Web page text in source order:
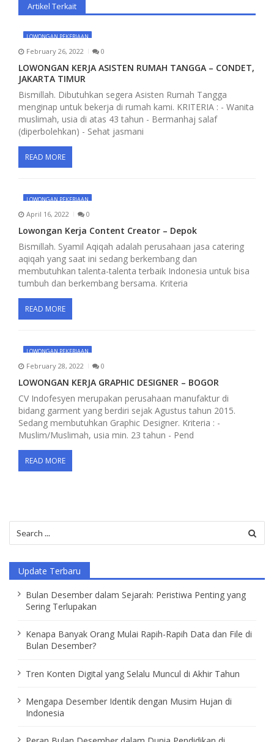
i
g
a
t
i
o
n
Artikel Terkait
LOWONGAN PEKERJAAN
February 26, 2022 0
LOWONGAN KERJA ASISTEN RUMAH TANGGA – CONDET,
JAKARTA TIMUR
Bismillah. Dibutuhkan segera Asisten Rumah Tangga
menginap untuk bekerja di rumah kami. KRITERIA : - Wanita
muslimah, usia di atas 43 tahun - Bermanhaj salaf
(diperbolehkan) - Sehat jasmani
READ MORE
LOWONGAN PEKERJAAN
April 16, 2022 0
Lowongan Kerja Content Creator – Depok
Bismillah. Syamil Aqiqah adalah perusahaan jasa catering
aqiqah yang saat ini sedang berkembang dan
membutuhkan talenta-talenta terbaik Indonesia untuk bisa
tumbuh dan berkembang bersama. Kriteria
READ MORE
LOWONGAN PEKERJAAN
February 28, 2022 0
LOWONGAN KERJA GRAPHIC DESIGNER – BOGOR
CV Indofesyen merupakan perusahaan manufaktur di
bidang garment yang berdiri sejak Agustus tahun 2015.
Sedang membutuhkan Graphic Designer. Kriteria : -
Muslim/Muslimah, usia min. 23 tahun - Pend
READ MORE
for:
Update Terbaru
Bulan Desember dalam Sejarah: Peristiwa Penting yang
Sering Terlupakan
Kenapa Banyak Orang Mulai Rapih-Rapih Data dan File di
Bulan Desember?
Tren Konten Digital yang Selalu Muncul di Akhir Tahun
Mengapa Desember Identik dengan Musim Hujan di
Indonesia